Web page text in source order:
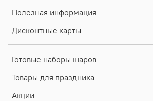
Полезная информация
Дисконтные карты
Готовые наборы шаров
Товары для праздника
Акции